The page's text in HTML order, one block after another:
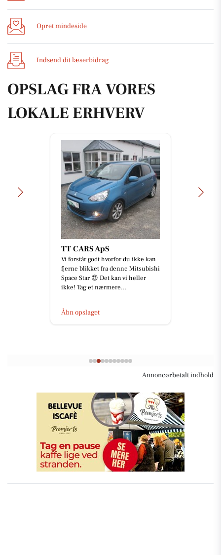
Opret mindeside
Indsend dit læserbidrag
OPSLAG FRA VORES
LOKALE ERHVERV
TT CARS ApS
Vi forstår godt hvorfor du ikke kan
fjerne blikket fra denne Mitsubishi
Space Star 😍 Det kan vi heller
ikke! Tag et nærmere...
Åbn opslaget
Annoncørbetalt indhold